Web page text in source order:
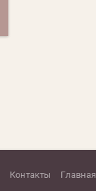
Контакты Главная